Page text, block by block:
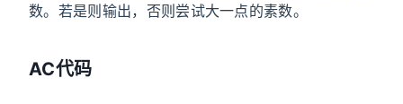
数。若是则输出，否则尝试大一点的素数。
AC代码